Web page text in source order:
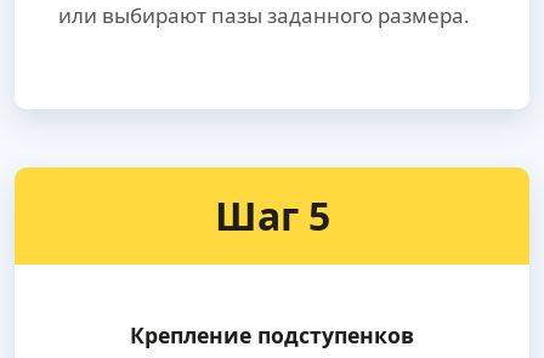
или выбирают пазы заданного размера.
Шаг 5
Крепление подступенков